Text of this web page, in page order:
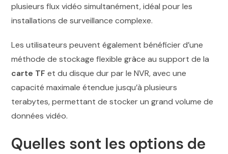
plusieurs flux vidéo simultanément, idéal pour les
installations de surveillance complexe.
Les utilisateurs peuvent également bénéficier d’une
méthode de stockage flexible grâce au support de la
carte TF et du disque dur par le NVR, avec une
capacité maximale étendue jusqu’à plusieurs
terabytes, permettant de stocker un grand volume de
données vidéo.
Quelles sont les options de